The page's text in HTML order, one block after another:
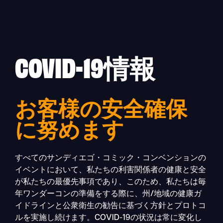
COVID-19情報
お客様の安全確保
に努めます
すべてのサンディエゴ・コミック・コンベンションの
イベントにおいて、私たちの利害関係者の健康と安全
が私たちの最優先事項であり、このため、私たちは毎
年ワンダーコンの準備をする際に、州/地域の健康ガ
イドラインと公衆衛生の勧告に基づく方針とプロトコ
ルを実施し続けます。COVID-19の状況は常に変化し